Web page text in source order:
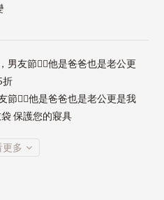
男友節👱‍♂️他是爸爸也是老公更
折
節👱‍♂️他是爸爸也是老公更是我
保護您的寢具
多